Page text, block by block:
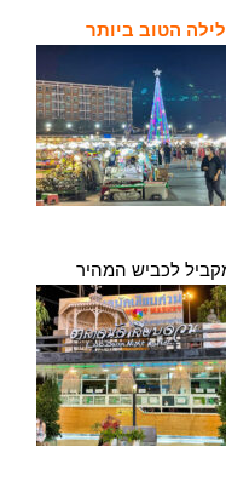
הטוב ביותר
לכביש המהיר